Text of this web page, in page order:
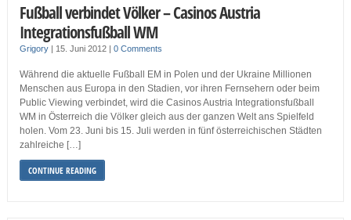
Fußball verbindet Völker – Casinos Austria
Integrationsfußball WM
Grigory| 15. Juni 2012 | 0 Comments
Während die aktuelle Fußball EM in Polen und der Ukraine Millionen
Menschen aus Europa in den Stadien, vor ihren Fernsehern oder beim
Public Viewing verbindet, wird die Casinos Austria Integrationsfußball
WM in Österreich die Völker gleich aus der ganzen Welt ans Spielfeld
holen. Vom 23. Juni bis 15. Juli werden in fünf österreichischen Städten
zahlreiche […]
CONTINUE READING